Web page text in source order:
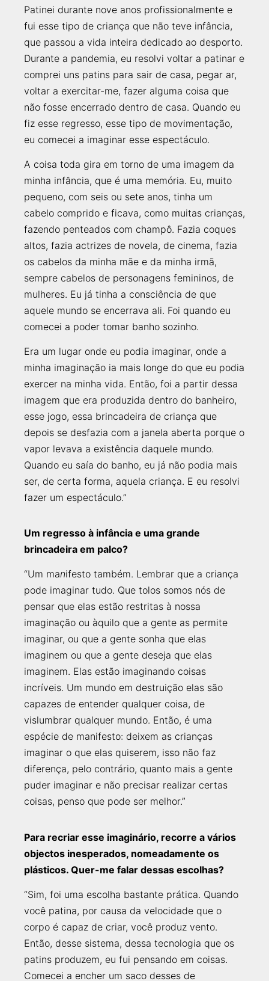
Patinei durante nove anos profissionalmente e
fui esse tipo de criança que não teve infância,
que passou a vida inteira dedicado ao desporto.
Durante a pandemia, eu resolvi voltar a patinar e
comprei uns patins para sair de casa, pegar ar,
voltar a exercitar-me, fazer alguma coisa que
não fosse encerrado dentro de casa. Quando eu
fiz esse regresso, esse tipo de movimentação,
eu comecei a imaginar esse espectáculo.
A coisa toda gira em torno de uma imagem da
minha infância, que é uma memória. Eu, muito
pequeno, com seis ou sete anos, tinha um
cabelo comprido e ficava, como muitas crianças,
fazendo penteados com champô. Fazia coques
altos, fazia actrizes de novela, de cinema, fazia
os cabelos da minha mãe e da minha irmã,
sempre cabelos de personagens femininos, de
mulheres. Eu já tinha a consciência de que
aquele mundo se encerrava ali. Foi quando eu
comecei a poder tomar banho sozinho.
Era um lugar onde eu podia imaginar, onde a
minha imaginação ia mais longe do que eu podia
exercer na minha vida. Então, foi a partir dessa
imagem que era produzida dentro do banheiro,
esse jogo, essa brincadeira de criança que
depois se desfazia com a janela aberta porque o
vapor levava a existência daquele mundo.
Quando eu saía do banho, eu já não podia mais
ser, de certa forma, aquela criança. E eu resolvi
fazer um espectáculo.”
Um regresso à infância e uma grande
brincadeira em palco?
“Um manifesto também. Lembrar que a criança
pode imaginar tudo. Que tolos somos nós de
pensar que elas estão restritas à nossa
imaginação ou àquilo que a gente as permite
imaginar, ou que a gente sonha que elas
imaginem ou que a gente deseja que elas
imaginem. Elas estão imaginando coisas
incríveis. Um mundo em destruição elas são
capazes de entender qualquer coisa, de
vislumbrar qualquer mundo. Então, é uma
espécie de manifesto: deixem as crianças
imaginar o que elas quiserem, isso não faz
diferença, pelo contrário, quanto mais a gente
puder imaginar e não precisar realizar certas
coisas, penso que pode ser melhor.”
Para recriar esse imaginário, recorre a vários
objectos inesperados, nomeadamente os
plásticos. Quer-me falar dessas escolhas?
“Sim, foi uma escolha bastante prática. Quando
você patina, por causa da velocidade que o
corpo é capaz de criar, você produz vento.
Então, desse sistema, dessa tecnologia que os
patins produzem, eu fui pensando em coisas.
Comecei a encher um saco desses de